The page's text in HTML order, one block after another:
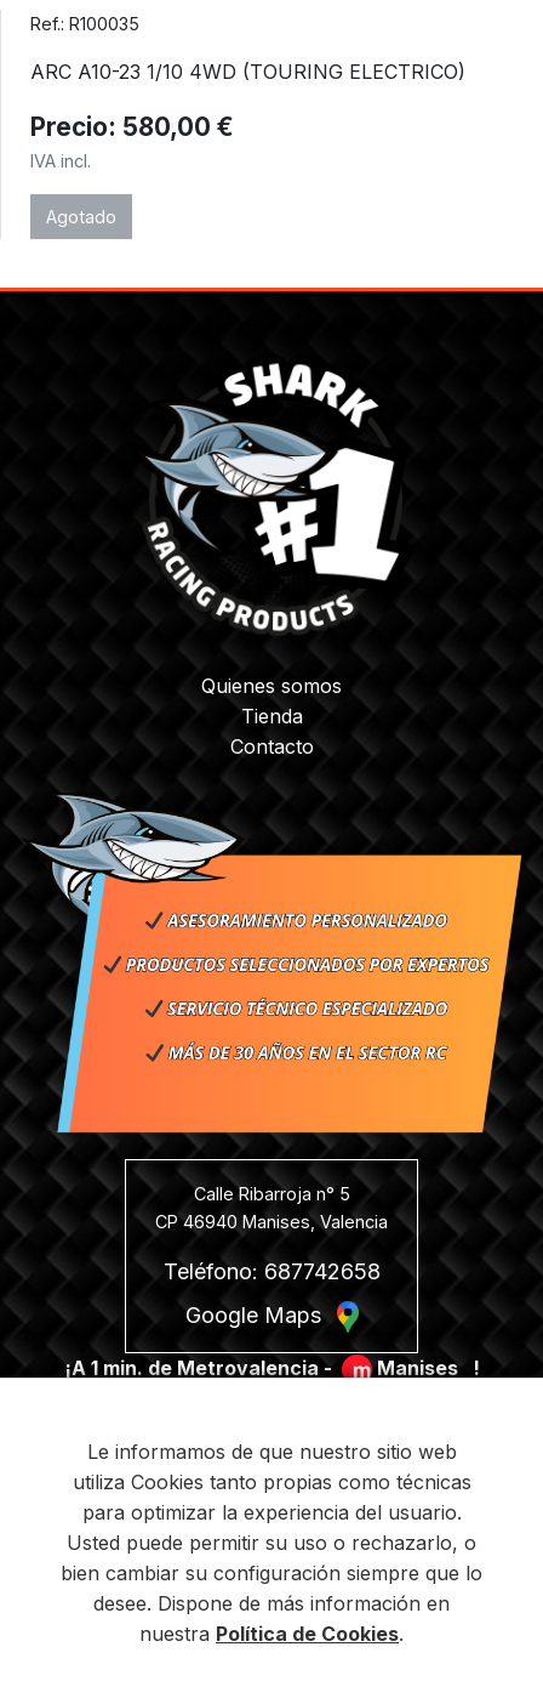
Ref.: R100035
ARC A10-23 1/10 4WD (TOURING ELECTRICO)
Precio: 580,00 €
IVA incl.
Agotado
Quienes somos
Tienda
Contacto
Calle Ribarroja n° 5
CP 46940 Manises, Valencia
Teléfono: 687742658
Google Maps
¡A 1 min. de Metrovalencia - Manises !
PROGRAMA KIT DIGITAL FINANCIADO POR LOS
FONDOS NEXT GENERATION DEL MECANISMO DE
RECUPERACIÓN Y RESILIENCIA
Le informamos de que nuestro sitio web
utiliza Cookies tanto propias como técnicas
para optimizar la experiencia del usuario.
Usted puede permitir su uso o rechazarlo, o
bien cambiar su configuración siempre que lo
desee. Dispone de más información en
nuestra Política de Cookies.